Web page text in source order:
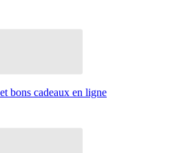
bons cadeaux en ligne